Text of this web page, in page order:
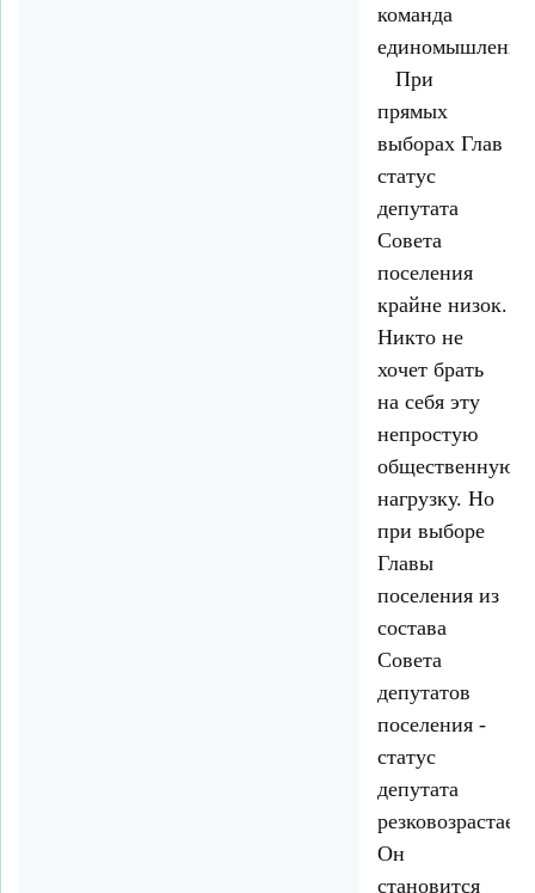
команда
При
прямых
выборах Глав
статус
депутата
Совета
поселения
крайне низок.
Никто не
хочет брать
на себя эту
непростую
общественную
нагрузку. Но
при выборе
Главы
поселения из
состава
Совета
депутатов
поселения -
статус
депутата
резковозрастает.
Он
становится